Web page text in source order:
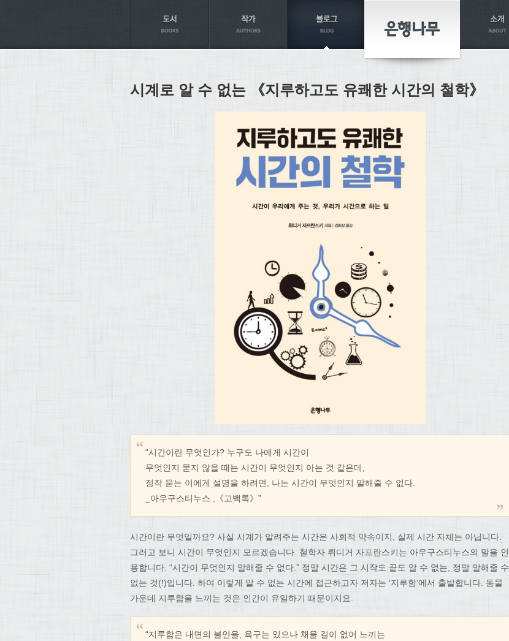
시계로 알 수 없는 《지루하고도 유쾌한 시간의 철학》
“시간이란 무엇인가? 누구도 나에게 시간이
무엇인지 묻지 않을 때는 시간이 무엇인지 아는 것 같은데,
정작 묻는 이에게 설명을 하려면, 나는 시간이 무엇인지 말해줄 수 없다.
_아우구스티누스 ,《고백록》”
시간이란 무엇일까요? 사실 시계가 알려주는 시간은 사회적 약속이지, 실제 시간 자체는 아닙니다.
그러고 보니 시간이 무엇인지 모르겠습니다. 철학자 뤼디거 자프란스키는 아우구스티누스의 말을 인
용합니다. “시간이 무엇인지 말해줄 수 없다.” 정말 시간은 그 시작도 끝도 알 수 없는, 정말 말해줄 수
없는 것(!)입니다. 하여 이렇게 알 수 없는 시간에 접근하고자 저자는 ‘지루함’에서 출발합니다. 동물
가운데 지루함을 느끼는 것은 인간이 유일하기 때문이지요.
“지루함은 내면의 불안을, 욕구는 있으나 채울 길이 없어 느끼는